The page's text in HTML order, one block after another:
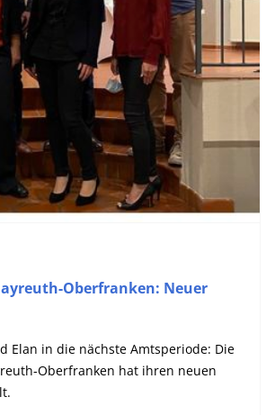
Oberfranken: Neuer
Elan in die nächste Amtsperiode: Die
Oberfranken hat ihren neuen